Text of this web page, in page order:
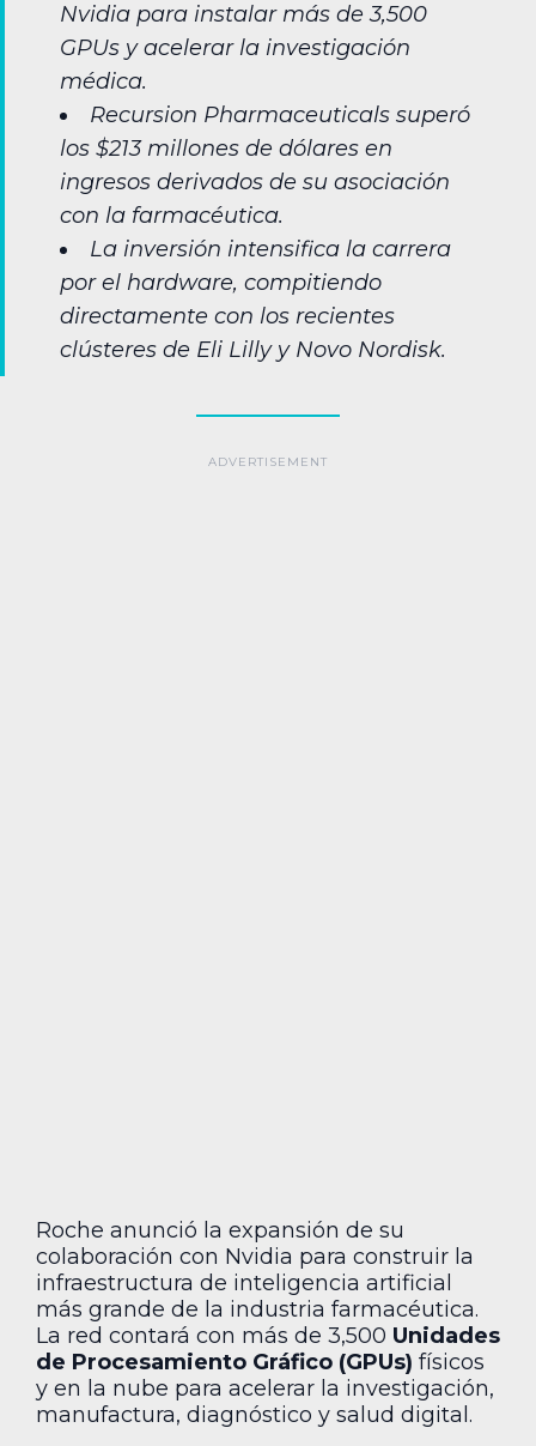
Nvidia para instalar más de 3,500
GPUs y acelerar la investigación
médica.
Recursion Pharmaceuticals superó
los $213 millones de dólares en
ingresos derivados de su asociación
con la farmacéutica.
La inversión intensifica la carrera
por el hardware, compitiendo
directamente con los recientes
clústeres de Eli Lilly y Novo Nordisk.
Roche anunció la expansión de su
colaboración con Nvidia para construir la
infraestructura de inteligencia artificial
más grande de la industria farmacéutica.
La red contará con más de 3,500 Unidades
de Procesamiento Gráfico (GPUs) físicos
y en la nube para acelerar la investigación,
manufactura, diagnóstico y salud digital.